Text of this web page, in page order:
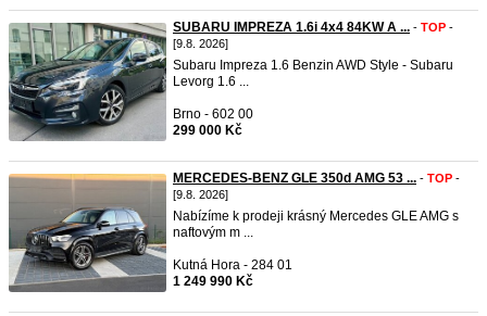
SUBARU IMPREZA 1.6i 4x4 84KW A ... - TOP -
[9.8. 2026]
Subaru Impreza 1.6 Benzin AWD Style - Subaru
Levorg 1.6 ...
Brno - 602 00
299 000 Kč
MERCEDES-BENZ GLE 350d AMG 53 ... - TOP -
[9.8. 2026]
Nabízíme k prodeji krásný Mercedes GLE AMG s
naftovým m ...
Kutná Hora - 284 01
1 249 990 Kč